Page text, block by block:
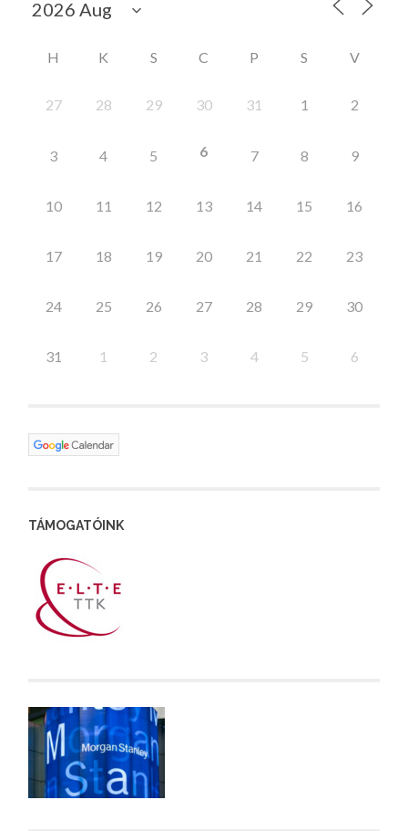
H K S C P S V
27 28 29 30 31 1 2
3 4 5 6 7 8 9
10 11 12 13 14 15 16
17 18 19 20 21 22 23
24 25 26 27 28 29 30
31 1 2 3 4 5 6
TÁMOGATÓINK